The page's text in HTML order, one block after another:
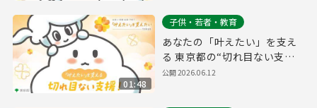
01:48
子供・若者・教育
あなたの「叶えたい」を支え
る 東京都の“切れ目ない支
援”！
公開2026.06.12